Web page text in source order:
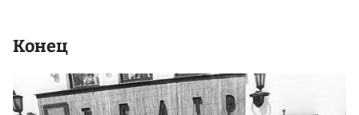
Конец